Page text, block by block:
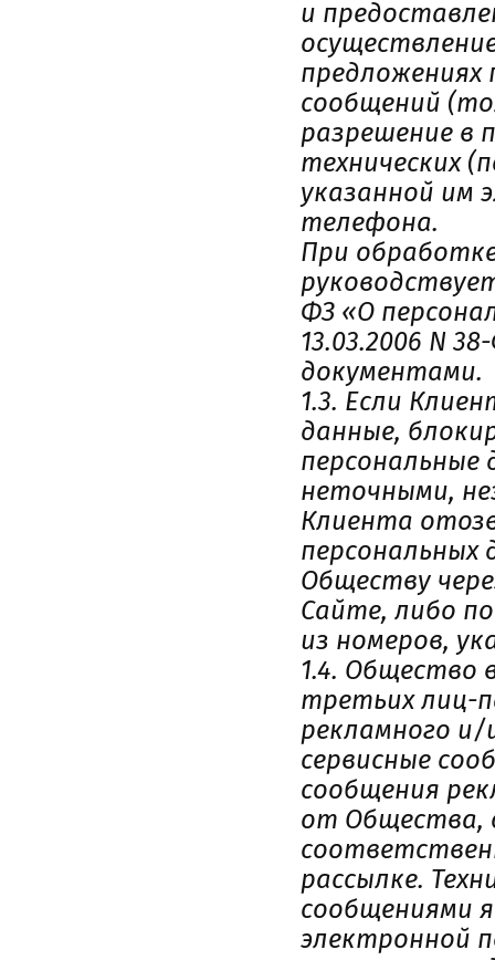
и
предложениях
сообщений
разрешение в
технических
указанной им
телефона.
При
ФЗ «О
13.03.2006 N
документами.
1.3. Если
данные,
неточными,
Клиента
персональных
Обществу
Сайте, либо
из номеров,
1.4. Общество
третьих лиц-
рекламного
сервисные
сообщения
от Общества,
рассылке.
сообщениями
электронной